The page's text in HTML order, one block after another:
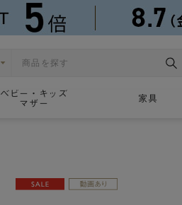
ベビー・キッズ
マザー
家具